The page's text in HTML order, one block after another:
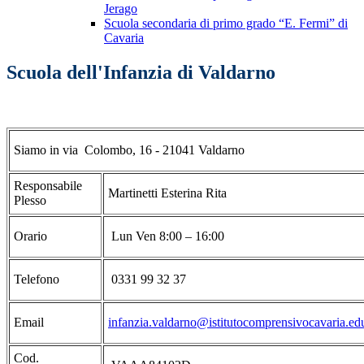
Jerago
Scuola secondaria di primo grado “E. Fermi” di
Cavaria
Scuola dell'Infanzia di Valdarno
Siamo in via Colombo, 16 - 21041 Valdarno
Responsabile
Plesso
Martinetti Esterina Rita
Orario Lun Ven 8:00 – 16:00
Telefono 0331 99 32 37
Email
Cod.